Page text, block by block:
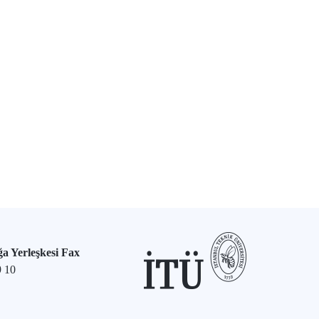
Yerleşkesi Fax
10